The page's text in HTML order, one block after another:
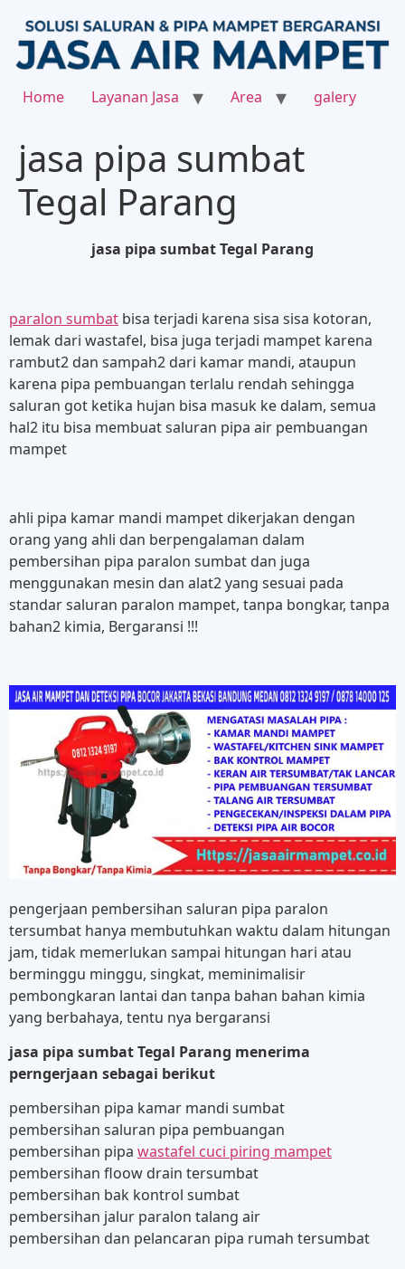
Home Layanan Jasa Area galery
jasa pipa sumbat
Tegal Parang
jasa pipa sumbat Tegal Parang
paralon sumbat bisa terjadi karena sisa sisa kotoran,
lemak dari wastafel, bisa juga terjadi mampet karena
rambut2 dan sampah2 dari kamar mandi, ataupun
karena pipa pembuangan terlalu rendah sehingga
saluran got ketika hujan bisa masuk ke dalam, semua
hal2 itu bisa membuat saluran pipa air pembuangan
mampet
ahli pipa kamar mandi mampet dikerjakan dengan
orang yang ahli dan berpengalaman dalam
pembersihan pipa paralon sumbat dan juga
menggunakan mesin dan alat2 yang sesuai pada
standar saluran paralon mampet, tanpa bongkar, tanpa
bahan2 kimia, Bergaransi !!!
pengerjaan pembersihan saluran pipa paralon
tersumbat hanya membutuhkan waktu dalam hitungan
jam, tidak memerlukan sampai hitungan hari atau
berminggu minggu, singkat, meminimalisir
pembongkaran lantai dan tanpa bahan bahan kimia
yang berbahaya, tentu nya bergaransi
jasa pipa sumbat Tegal Parang menerima
perngerjaan sebagai berikut
pembersihan pipa kamar mandi sumbat
pembersihan saluran pipa pembuangan
pembersihan pipa wastafel cuci piring mampet
pembersihan floow drain tersumbat
pembersihan bak kontrol sumbat
pembersihan jalur paralon talang air
pembersihan dan pelancaran pipa rumah tersumbat